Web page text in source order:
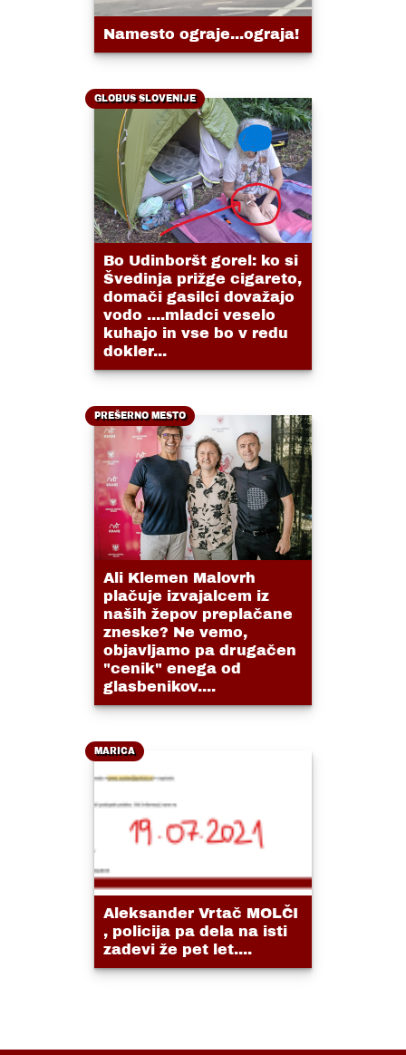
Namesto ograje...ograja!
GLOBUS SLOVENIJE
Bo Udinboršt gorel: ko si
Švedinja prižge cigareto,
domači gasilci dovažajo
vodo ....mladci veselo
kuhajo in vse bo v redu
dokler...
PREŠERNO MESTO
Ali Klemen Malovrh
plačuje izvajalcem iz
naših žepov preplačane
zneske? Ne vemo,
objavljamo pa drugačen
"cenik" enega od
glasbenikov....
MARICA
Aleksander Vrtač MOLČI
, policija pa dela na isti
zadevi že pet let....